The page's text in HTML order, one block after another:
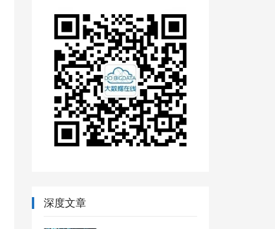
深度文章